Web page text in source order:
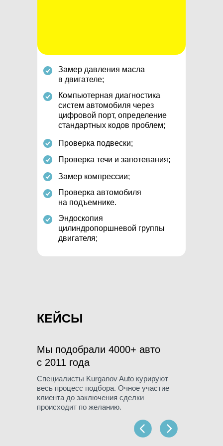
Замер давления масла
в двигателе;
Компьютерная диагностика
систем автомобиля через
цифровой порт, определение
стандартных кодов проблем;
Проверка подвески;
Проверка течи и запотевания;
Замер компрессии;
Эндоскопия
цилиндропоршневой группы
двигателя;
Проверка автомобиля
на подъемнике.
КЕЙСЫ
Мы подобрали 4000+ авто
c 2011 года
Специалисты Kurganov Auto курируют
весь процесс подбора. Очное участие
клиента до заключения сделки
происходит по желанию.